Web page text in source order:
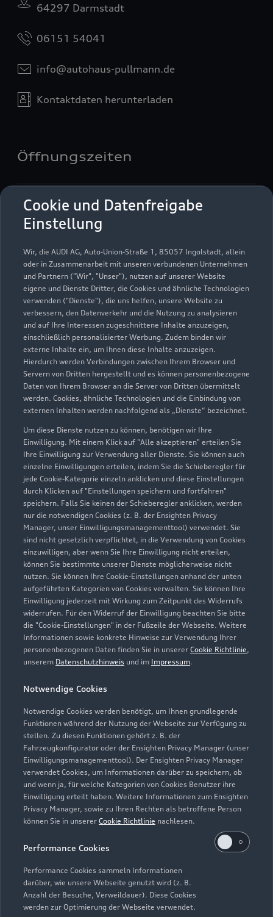
Cookie und Datenfreigabe
Einstellung
Wir, die AUDI AG, Auto-Union-Straße 1, 85057 Ingolstadt, allein
oder in Zusammenarbeit mit unseren verbundenen Unternehmen
und Partnern ("Wir", "Unser"), nutzen auf unserer Website
eigene und Dienste Dritter, die Cookies und ähnliche Technologien
verwenden ("Dienste"), die uns helfen, unsere Website zu
verbessern, den Datenverkehr und die Nutzung zu analysieren
und auf Ihre Interessen zugeschnittene Inhalte anzuzeigen,
einschließlich personalisierter Werbung. Zudem binden wir
externe Inhalte ein, um Ihnen diese Inhalte anzuzeigen.
Hierdurch werden Verbindungen zwischen Ihrem Browser und
Servern von Dritten hergestellt und es können personenbezogene
Daten von Ihrem Browser an die Server von Dritten übermittelt
werden. Cookies, ähnliche Technologien und die Einbindung von
externen Inhalten werden nachfolgend als „Dienste“ bezeichnet.
Um diese Dienste nutzen zu können, benötigen wir Ihre
Einwilligung. Mit einem Klick auf "Alle akzeptieren" erteilen Sie
Ihre Einwilligung zur Verwendung aller Dienste. Sie können auch
einzelne Einwilligungen erteilen, indem Sie die Schieberegler für
jede Cookie-Kategorie einzeln anklicken und diese Einstellungen
durch Klicken auf "Einstellungen speichern und fortfahren"
speichern. Falls Sie keinen der Schieberegler anklicken, werden
nur die notwendigen Cookies (z. B. der Ensighten Privacy
Manager, unser Einwilligungsmanagementtool) verwendet. Sie
sind nicht gesetzlich verpflichtet, in die Verwendung von Cookies
einzuwilligen, aber wenn Sie Ihre Einwilligung nicht erteilen,
können Sie bestimmte unserer Dienste möglicherweise nicht
nutzen. Sie können Ihre Cookie-Einstellungen anhand der unten
aufgeführten Kategorien von Cookies verwalten. Sie können Ihre
Einwilligung jederzeit mit Wirkung zum Zeitpunkt des Widerrufs
widerrufen. Für den Widerruf der Einwilligung beachten Sie bitte
die "Cookie-Einstellungen" in der Fußzeile der Webseite. Weitere
Informationen sowie konkrete Hinweise zur Verwendung Ihrer
personenbezogenen Daten finden Sie in unserer Cookie Richtlinie,
unserem Datenschutzhinweis und im Impressum.
Notwendige Cookies
Notwendige Cookies werden benötigt, um Ihnen grundlegende
Funktionen während der Nutzung der Webseite zur Verfügung zu
stellen. Zu diesen Funktionen gehört z. B. der
Fahrzeugkonfigurator oder der Ensighten Privacy Manager (unser
Einwilligungsmanagementtool). Der Ensighten Privacy Manager
verwendet Cookies, um Informationen darüber zu speichern, ob
und wenn ja, für welche Kategorien von Cookies Benutzer ihre
Einwilligung erteilt haben. Weitere Informationen zum Ensighten
Privacy Manager, sowie zu Ihren Rechten als betroffene Person
können Sie in unserer Cookie Richtlinie nachlesen.
Performance Cookies
Performance Cookies sammeln Informationen
darüber, wie unsere Webseite genutzt wird (z. B.
Anzahl der Besuche, Verweildauer). Diese Cookies
werden zur Optimierung der Webseite verwendet.
64297 Darmstadt
06151 54041
info@autohaus-pullmann.de
Kontaktdaten herunterladen
Öffnungszeiten
Service
Geöffnet bis
Teile- & Zubehörverkauf
Geöffnet bis17:00
Zu den Rädern
Zurück nach oben
Modelle
Alle Modelle
Modelle vergleichen
Elektromodelle
Plug-in-Hybride
Kaufen & leasen
Gebrauchtwagensuche
Gebrauchtwagen
Finanzierung
Service & Zubehör
Audi Services
Garantie
Kundenservice
Über Audi